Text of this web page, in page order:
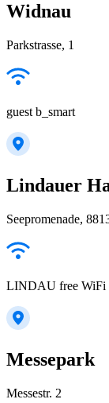
Widnau
Parkstrasse, 1
guest b_smart
Lindauer
Seepromenade,
LINDAU free WiFi
Messepark
Messestr. 2